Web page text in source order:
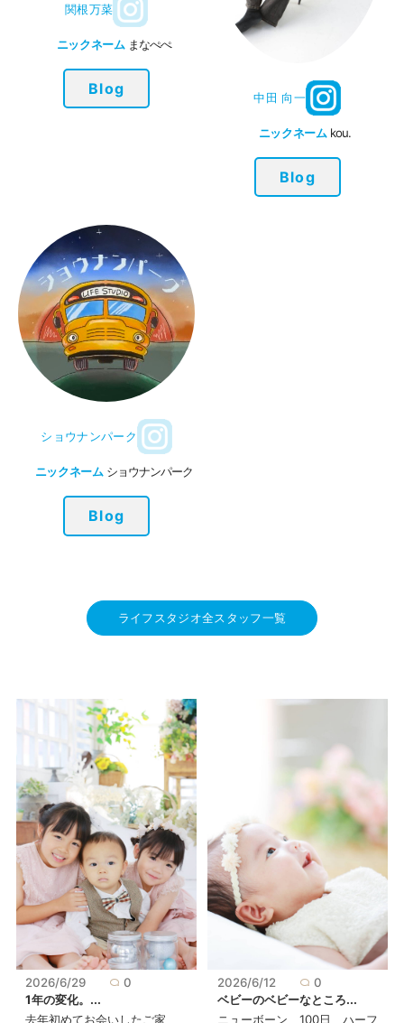
関根万菜
ニックネーム まなぺぺ
Blog 中田 向一
ニックネーム kou.
Blog
ショウナンパーク
ニックネームショウナンパーク
Blog
ライフスタジオ全スタッフ一覧
2026/6/29
0
1年の変化。...
去年初めてお会いしたご家
2026/6/12
0
ベビーのベビーなところ...
ニューボーン、100日、ハーフ